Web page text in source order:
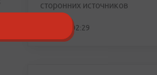
сторонних источников
сегодня, 02:29